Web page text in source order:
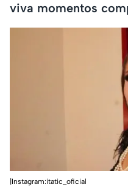
viva momentos
|Instagram:itatic_oficial